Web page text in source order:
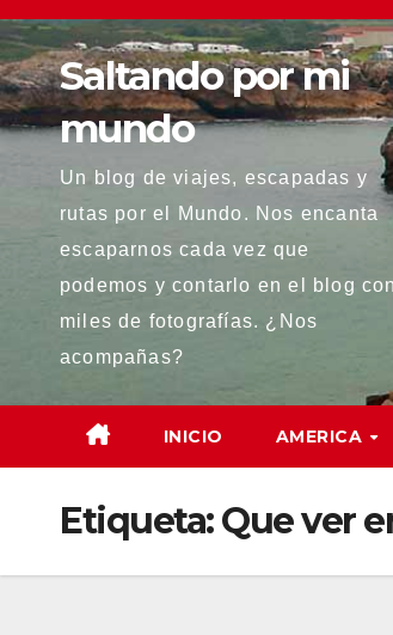
Saltar
al
contenidoSaltando por mi
mundo
Un blog de viajes, escapadas y
rutas por el Mundo. Nos encanta
escaparnos cada vez que
podemos y contarlo en el blog con
miles de fotografías. ¿Nos
acompañas?
INICIO AMERICA
Etiqueta:Que ver